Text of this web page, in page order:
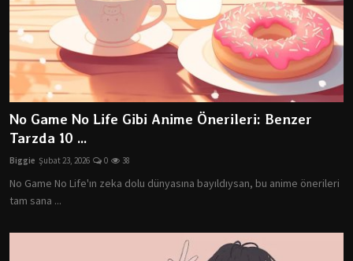
No Game No Life Gibi Anime Önerileri: Benzer
Tarzda 10 ...
Biggie Şubat 23, 2026 0 38
No Game No Life'ın zeka dolu dünyasına bayıldıysan, bu anime önerileri
tam sana ...